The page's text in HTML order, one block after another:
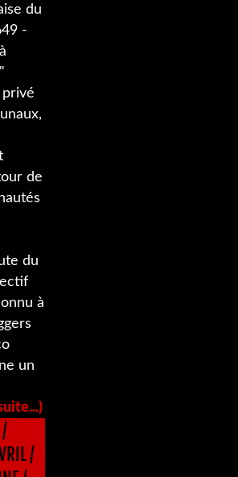
du
-
privé
de
du
à
un
/
/